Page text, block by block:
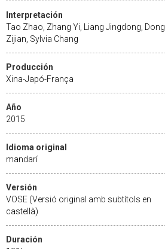
Interpretación
Tao Zhao, Zhang Yi, Liang Jingdong, Dong
Zijian, Sylvia Chang
Producción
Xina-Japó-França
Año
2015
Idioma original
mandarí
Versión
VOSE (Versió original amb subtítols en
castellà)
Duración